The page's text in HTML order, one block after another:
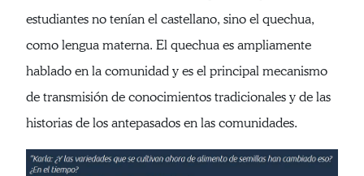
estudiantes no tenían el castellano, sino el quechua,
como lengua materna. El quechua es ampliamente
hablado en la comunidad y es el principal mecanismo
de transmisión de conocimientos tradicionales y de las
historias de los antepasados en las comunidades.